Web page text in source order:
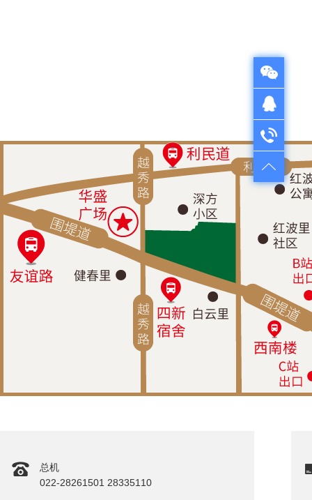
总机
022-28261501 28335110
电话咨询
售前咨询：022-28261501
售后服务：022-28335110